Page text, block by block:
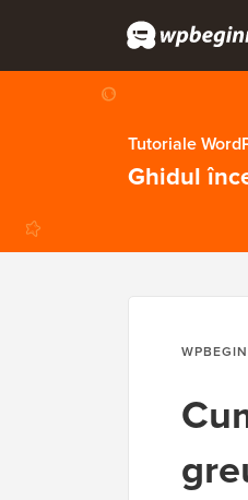
Tutoriale
Ghidul